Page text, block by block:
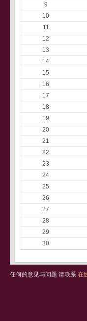
9
10
11
12
13
14
15
16
17
18
19
20
21
22
23
24
25
26
27
28
29
30
任何的意见与问题 请联系 在